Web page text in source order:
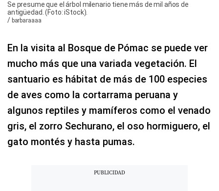
Se presume que el árbol milenario tiene más de mil años de
antigüedad. (Foto: iStock).
/ barbaraaaa
En la visita al Bosque de Pómac se puede ver
mucho más que una variada vegetación. El
santuario es hábitat de más de 100 especies
de aves como la cortarrama peruana y
algunos reptiles y mamíferos como el venado
gris, el zorro Sechurano, el oso hormiguero, el
gato montés y hasta pumas.